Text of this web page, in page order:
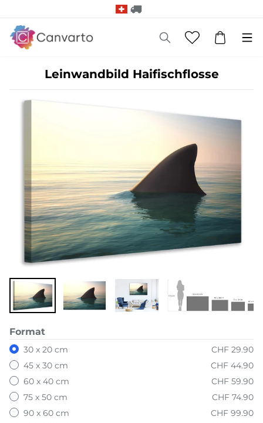
Leinwandbild Haifischflosse
Format
30 x 20 cm
CHF 29.90
45 x 30 cm
CHF 44.90
60 x 40 cm
CHF 59.90
75 x 50 cm
CHF 74.90
90 x 60 cm
CHF 99.90